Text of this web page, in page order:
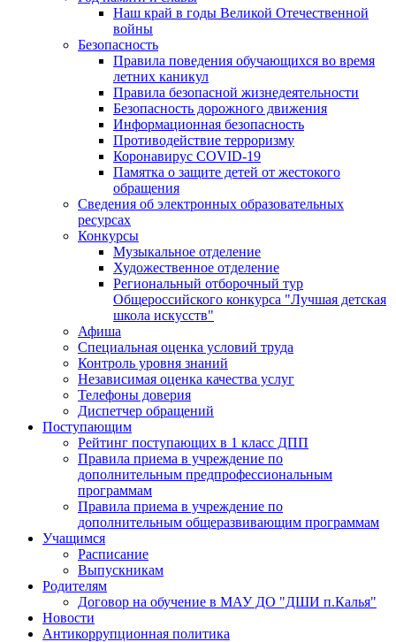
Наш край в годы Великой Отечественной
войны
Безопасность
Правила поведения обучающихся во время
летних каникул
Правила безопасной жизнедеятельности
Безопасность дорожного движения
Информационная безопасность
Противодействие терроризму
Коронавирус COVID-19
Памятка о защите детей от жестокого
обращения
Сведения об электронных образовательных
ресурсах
Конкурсы
Музыкальное отделение
Художественное отделение
Региональный отборочный тур
Общероссийского конкурса "Лучшая детская
школа искусств"
Афиша
Специальная оценка условий труда
Контроль уровня знаний
Независимая оценка качества услуг
Телефоны доверия
Диспетчер обращений
Поступающим
Рейтинг поступающих в 1 класс ДПП
Правила приема в учреждение по
дополнительным предпрофессиональным
программам
Правила приема в учреждение по
дополнительным общеразвивающим программам
Учащимся
Расписание
Выпускникам
Родителям
Договор на обучение в МАУ ДО "ДШИ п.Калья"
Новости
Антикоррупционная политика